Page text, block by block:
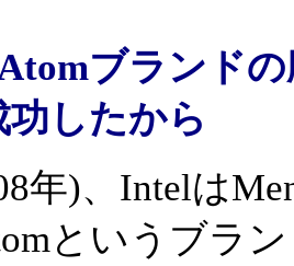
ブランド
したから
年)、Intelは
というブラ